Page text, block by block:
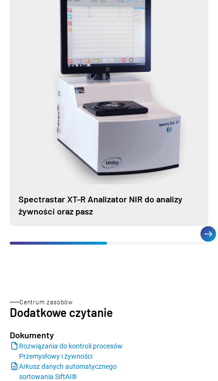
Spectrastar XT-R Analizator NIR do analizy
żywności oraz pasz
Centrum zasobów
Dodatkowe czytanie
Dokumenty
Rozwiązania do kontroli procesów
Przemysłowy i żywności
Arkusz danych automatycznego
sortowania SiftAI®